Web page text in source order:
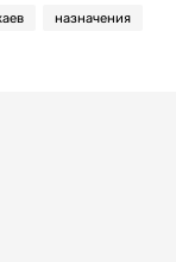
назначения